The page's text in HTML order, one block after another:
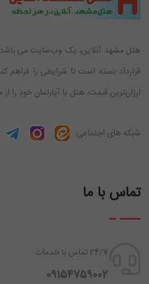
هتل مشهد آنلاین، یک وب‌سایت می باشد
قرارداد بسته است تا شرایطی را فراهم
ارزان‌ترین قیمت، هتل یا آپارتمان خود را
شبکه های اجتماعی:
تماس با ما
24/7 تماس با خدمات
‪ 09154759002